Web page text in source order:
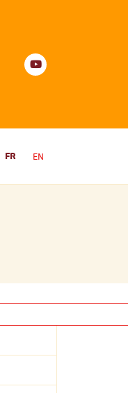
Youtube
FR EN